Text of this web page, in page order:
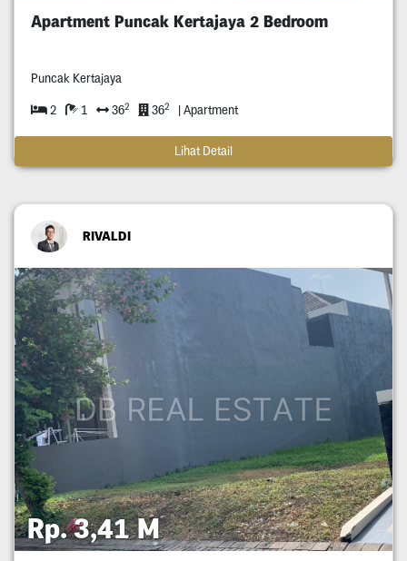
Apartment Puncak Kertajaya 2 Bedroom
Puncak Kertajaya
2 1 362 362 | Apartment
Lihat Detail
RIVALDI
Rp. 3,41 M